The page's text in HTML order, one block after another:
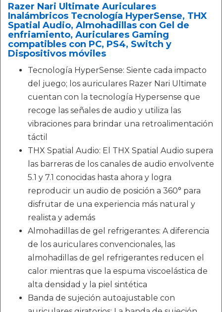
Razer Nari Ultimate Auriculares
Inalámbricos Tecnología HyperSense, THX
Spatial Audio, Almohadillas con Gel de
enfriamiento, Auriculares Gaming
compatibles con PC, PS4, Switch y
Dispositivos móviles
Tecnología HyperSense: Siente cada impacto
del juego; los auriculares Razer Nari Ultimate
cuentan con la tecnología Hypersense que
recoge las señales de audio y utiliza las
vibraciones para brindar una retroalimentación
táctil
THX Spatial Audio: El THX Spatial Audio supera
las barreras de los canales de audio envolvente
5.1 y 7.1 conocidas hasta ahora y logra
reproducir un audio de posición a 360° para
disfrutar de una experiencia más natural y
realista y además
Almohadillas de gel refrigerantes: A diferencia
de los auriculares convencionales, las
almohadillas de gel refrigerantes reducen el
calor mientras que la espuma viscoelástica de
alta densidad y la piel sintética
Banda de sujeción autoajustable con